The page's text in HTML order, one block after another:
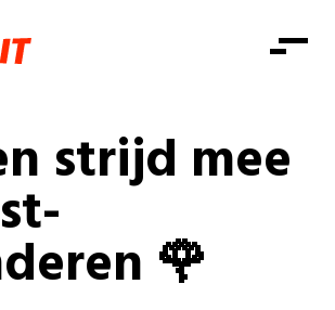
Koopkracht
Zorg
Gelijke kansen
Welzijn
Onze mensen
Standpunten
Vacatures
Doe mee
Doe mee
Word lid
Zoeken
Login
Login
strijd mee
🌹